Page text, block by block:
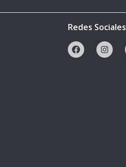
Redes Sociales